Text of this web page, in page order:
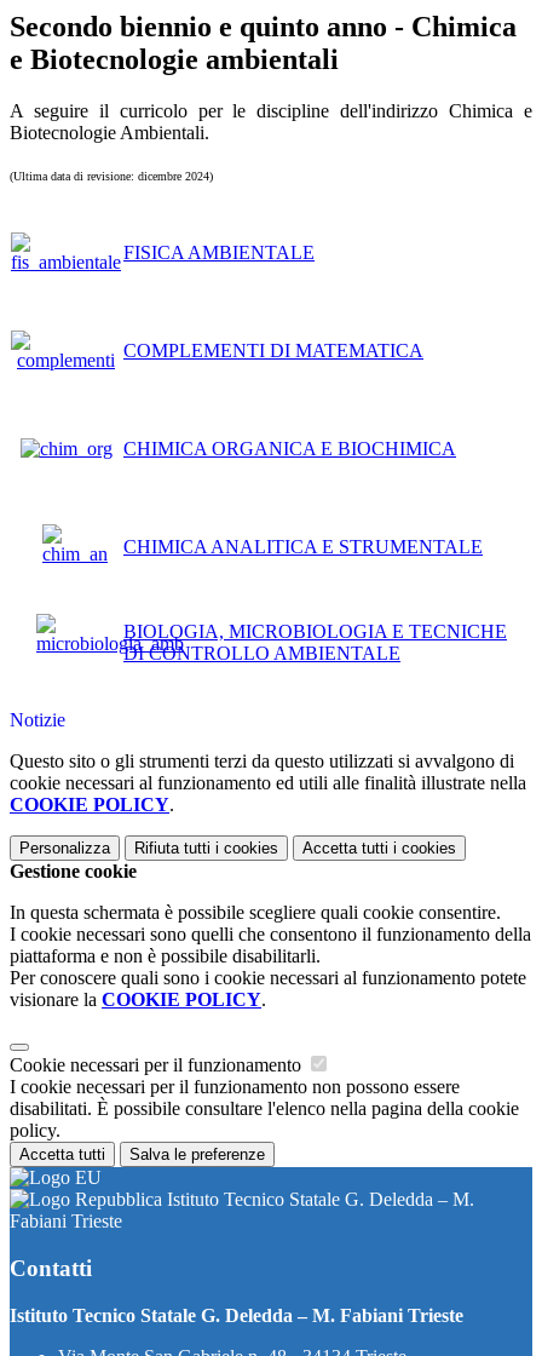
Secondo biennio e quinto anno - Chimica
e Biotecnologie ambientali
A seguire il curricolo per le discipline dell'indirizzo Chimica e
Biotecnologie Ambientali.
(Ultima data di revisione: dicembre 2024)
FISICA AMBIENTALE
COMPLEMENTI DI MATEMATICA
CHIMICA ORGANICA E BIOCHIMICA
CHIMICA ANALITICA E STRUMENTALE
BIOLOGIA, MICROBIOLOGIA E TECNICHE
DI CONTROLLO AMBIENTALE
Notizie
Questo sito o gli strumenti terzi da questo utilizzati si avvalgono di
cookie necessari al funzionamento ed utili alle finalità illustrate nella
COOKIE POLICY.
Personalizza Rifiuta tutti i cookies Accetta tutti i cookies
Gestione cookie
In questa schermata è possibile scegliere quali cookie consentire.
I cookie necessari sono quelli che consentono il funzionamento della
piattaforma e non è possibile disabilitarli.
Per conoscere quali sono i cookie necessari al funzionamento potete
visionare la COOKIE POLICY.
Cookie necessari per il funzionamento
I cookie necessari per il funzionamento non possono essere
disabilitati. È possibile consultare l'elenco nella pagina della cookie
policy.
Accetta tutti Salva le preferenze
Istituto Tecnico Statale G. Deledda – M.
Fabiani Trieste
Contatti
Istituto Tecnico Statale G. Deledda – M. Fabiani Trieste